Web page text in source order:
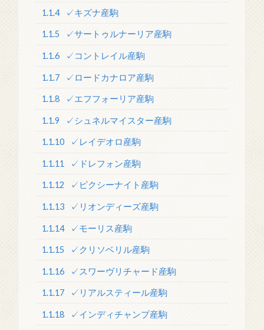
1.1.4 ✓キズナ産駒
1.1.5 ✓サートゥルナーリア産駒
1.1.6 ✓コントレイル産駒
1.1.7 ✓ロードカナロア産駒
1.1.8 ✓エフフォーリア産駒
1.1.9 ✓シュネルマイスター産駒
1.1.10 ✓レイデオロ産駒
1.1.11 ✓ドレフォン産駒
1.1.12 ✓ピクシーナイト産駒
1.1.13 ✓リオンディーズ産駒
1.1.14 ✓モーリス産駒
1.1.15 ✓クリソベリル産駒
1.1.16 ✓スワーヴリチャード産駒
1.1.17 ✓リアルスティール産駒
1.1.18 ✓インディチャンプ産駒